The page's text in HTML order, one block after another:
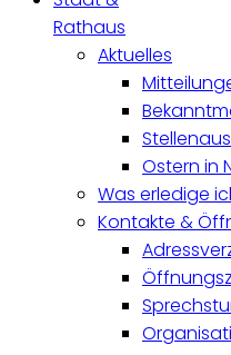
Rathaus
Aktuelles
Ostern in
Was erledige
Kontakte &